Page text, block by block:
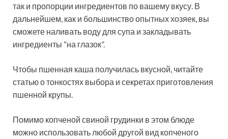
так и пропорции ингредиентов по вашему вкусу. В
дальнейшем, как и большинство опытных хозяек, вы
сможете наливать воду для супа и закладывать
ингредиенты “на глазок”.
Чтобы пшенная каша получилась вкусной, читайте
статью о тонкостях выбора и секретах приготовления
пшенной крупы.
Помимо копченой свиной грудинки в этом блюде
можно использовать любой другой вид копченого